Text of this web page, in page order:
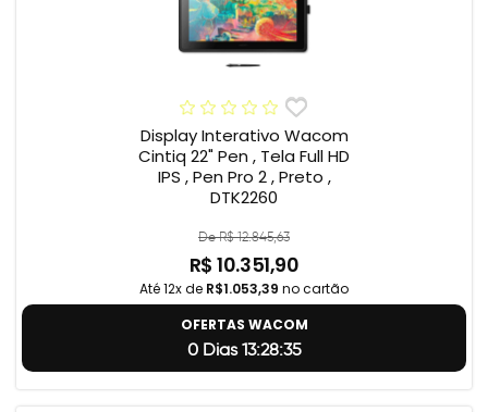
Display Interativo Wacom
Cintiq 22" Pen , Tela Full HD
IPS , Pen Pro 2 , Preto ,
DTK2260
De R$ 12.845,63
R$ 10.351,90
Até 12x de R$1.053,39 no cartão
OFERTAS WACOM
0 Dias 13:28:34